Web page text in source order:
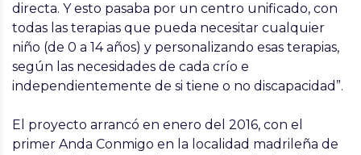
directa. Y esto pasaba por un centro unificado, con
todas las terapias que pueda necesitar cualquier
niño (de 0 a 14 años) y personalizando esas terapias,
según las necesidades de cada crío e
independientemente de si tiene o no discapacidad”.
El proyecto arrancó en enero del 2016, con el
primer Anda Conmigo en la localidad madrileña de